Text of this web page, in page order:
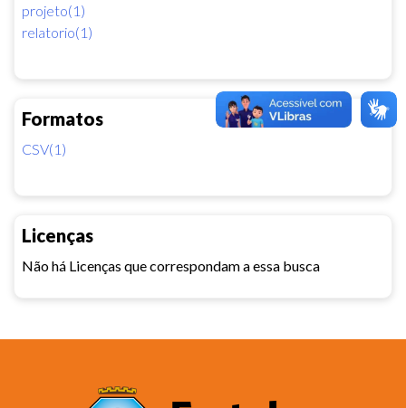
projeto(1)
relatorio(1)
Formatos
CSV(1)
Licenças
Não há Licenças que correspondam a essa busca